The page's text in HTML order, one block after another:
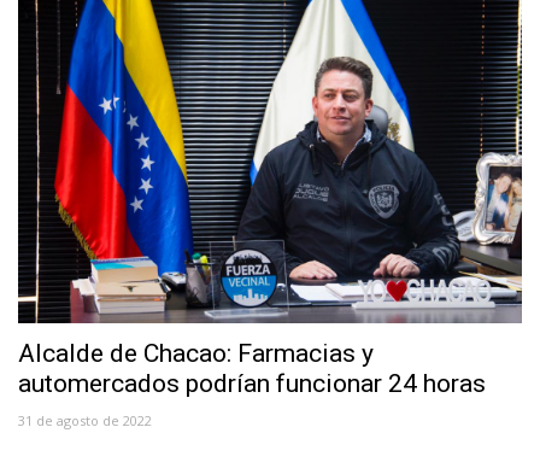
Alcalde de Chacao: Farmacias y
automercados podrían funcionar 24 horas
31 de agosto de 2022